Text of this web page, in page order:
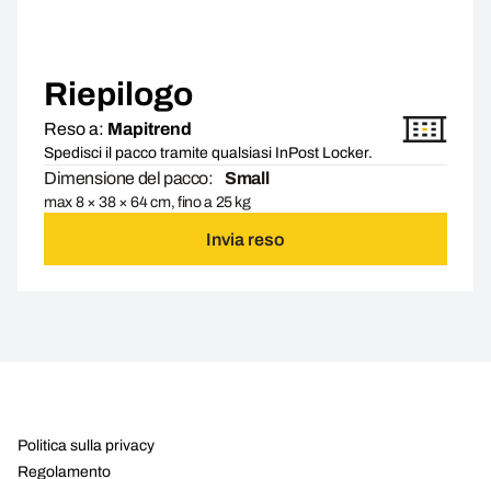
Riepilogo
Reso a: Mapitrend
Spedisci il pacco tramite qualsiasi InPost Locker.
Dimensione del pacco: Small
max 8 × 38 × 64 cm, fino a 25 kg
Invia reso
Politica sulla privacy
Regolamento